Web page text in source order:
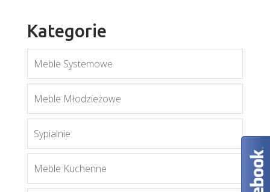
Kategorie
Meble Systemowe
Meble Młodzieżowe
Sypialnie
Meble Kuchenne